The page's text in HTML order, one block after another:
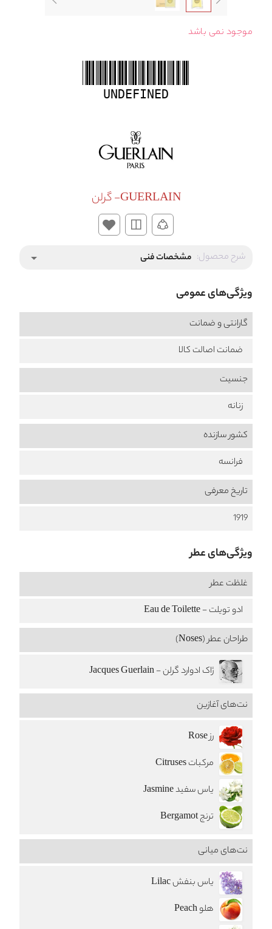
موجود نمی باشد
UNDEFINED
GUERLAIN- گرلن
شرح محصول: مشخصات فنی arrow_drop_down
ویژگی‌های عمومی
گارانتی و ضمانت
ضمانت اصالت کالا
جنسیت
زنانه
کشور سازنده
فرانسه
تاریخ معرفی
1919
ویژگی‌های عطر
غلظت عطر
ادو تویلت - Eau de Toilette
طراحان عطر (Noses)
ژاک ادوارد گرلن - Jacques Guerlain
نت‌های آغازین
رز Rose
مرکبات Citruses
یاس سفید Jasmine
ترنج Bergamot
نت‌های میانی
یاس بنفش Lilac
هلو Peach